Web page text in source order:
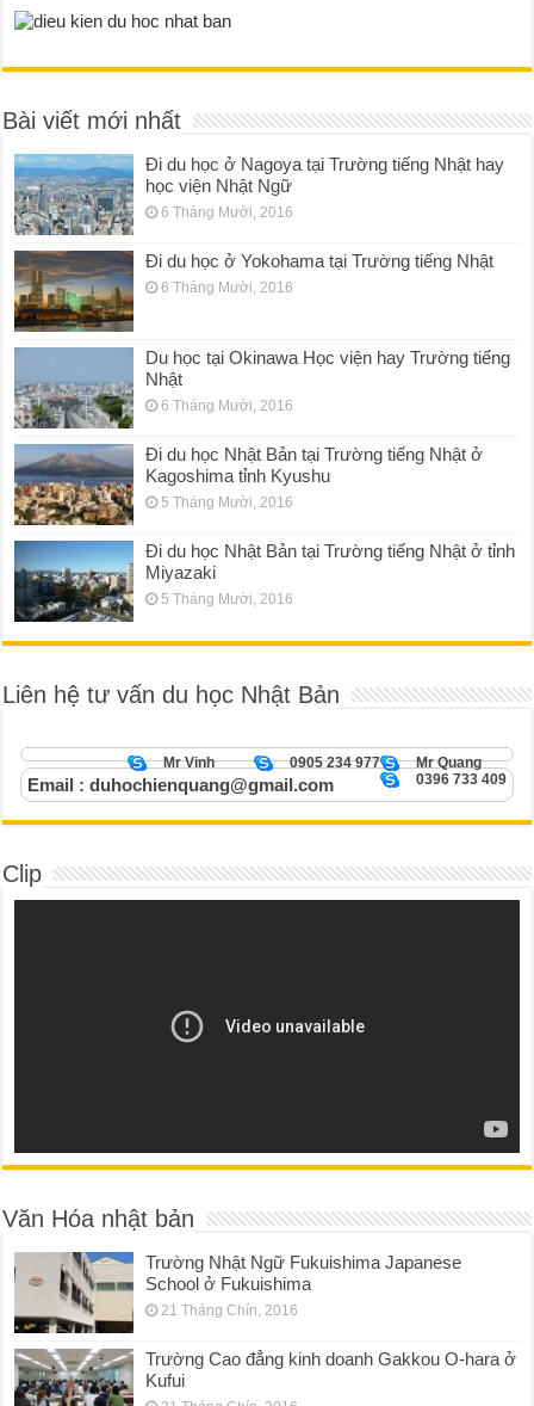
Bài viết mới nhất
Đi du học ở Nagoya tại Trường tiếng Nhật hay
học viện Nhật Ngữ
6 Tháng Mười, 2016
Đi du học ở Yokohama tại Trường tiếng Nhật
6 Tháng Mười, 2016
Du học tại Okinawa Học viện hay Trường tiếng
Nhật
6 Tháng Mười, 2016
Đi du học Nhật Bản tại Trường tiếng Nhật ở
Kagoshima tỉnh Kyushu
5 Tháng Mười, 2016
Đi du học Nhật Bản tại Trường tiếng Nhật ở tỉnh
Miyazaki
5 Tháng Mười, 2016
Liên hệ tư vấn du học Nhật Bản
Mr Quang
0905 234 977
Mr Vinh
0396 733 409
Email : duhochienquang@gmail.com
Clip
Văn Hóa nhật bản
Trường Nhật Ngữ Fukuishima Japanese
School ở Fukuishima
21 Tháng Chín, 2016
Trường Cao đẳng kinh doanh Gakkou O-hara ở
Kufui